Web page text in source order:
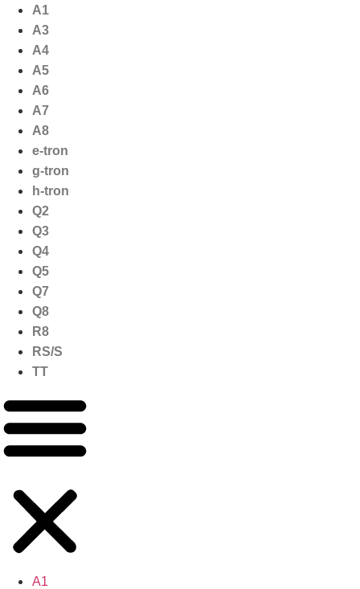
naar
inhoud
A1
A3
A4
A5
A6
A7
A8
e-tron
g-tron
h-tron
Q2
Q3
Q4
Q5
Q7
Q8
R8
RS/S
TT
A1